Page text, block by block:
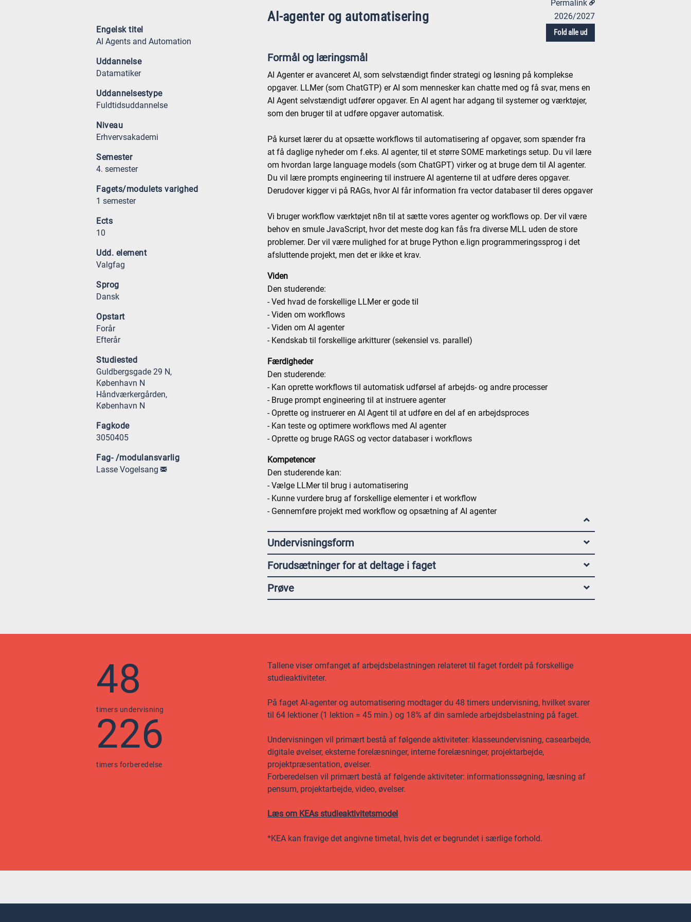
Permalink
AI-agenter og automatisering
2026/2027
Engelsk titel
AI Agents and Automation
Uddannelse
Datamatiker
Uddannelsestype
Fuldtidsuddannelse
Niveau
Erhvervsakademi
Semester
4. semester
Fagets/modulets varighed
1 semester
Ects
10
Udd. element
Valgfag
Sprog
Dansk
Opstart
Forår
Efterår
Studiested
Guldbergsgade 29 N,
København N
Håndværkergården,
København N
Fagkode
3050405
Fag- /modulansvarlig
Lasse Vogelsang
Fold alle ud
Formål og læringsmål
AI Agenter er avanceret AI, som selvstændigt finder strategi og løsning på komplekse
opgaver. LLMer (som ChatGTP) er AI som mennesker kan chatte med og få svar, mens en
AI Agent selvstændigt udfører opgaver. En AI agent har adgang til systemer og værktøjer,
som den bruger til at udføre opgaver automatisk.
På kurset lærer du at opsætte workflows til automatisering af opgaver, som spænder fra
at få daglige nyheder om f.eks. AI agenter, til et større SOME marketings setup. Du vil lære
om hvordan large language models (som ChatGPT) virker og at bruge dem til AI agenter.
Du vil lære prompts engineering til instruere AI agenterne til at udføre deres opgaver.
Derudover kigger vi på RAGs, hvor AI får information fra vector databaser til deres opgaver
Vi bruger workflow værktøjet n8n til at sætte vores agenter og workflows op. Der vil være
behov en smule JavaScript, hvor det meste dog kan fås fra diverse MLL uden de store
problemer. Der vil være mulighed for at bruge Python e.lign programmeringssprog i det
afsluttende projekt, men det er ikke et krav.
Viden
Den studerende:
- Ved hvad de forskellige LLMer er gode til
- Viden om workflows
- Viden om AI agenter
- Kendskab til forskellige arkitturer (sekensiel vs. parallel)
Færdigheder
Den studerende:
- Kan oprette workflows til automatisk udførsel af arbejds- og andre processer
- Bruge prompt engineering til at instruere agenter
- Oprette og instruerer en AI Agent til at udføre en del af en arbejdsproces
- Kan teste og optimere workflows med AI agenter
- Oprette og bruge RAGS og vector databaser i workflows
Kompetencer
Den studerende kan:
- Vælge LLMer til brug i automatisering
- Kunne vurdere brug af forskellige elementer i et workflow
- Gennemføre projekt med workflow og opsætning af AI agenter
Undervisningsform
Forudsætninger for at deltage i faget
Prøve
48
timers undervisning
226
timers forberedelse
Tallene viser omfanget af arbejdsbelastningen relateret til faget fordelt på forskellige
studieaktiviteter.
På faget AI-agenter og automatisering modtager du 48 timers undervisning, hvilket svarer
til 64 lektioner (1 lektion = 45 min.) og 18% af din samlede arbejdsbelastning på faget.
Undervisningen vil primært bestå af følgende aktiviteter: klasseundervisning, casearbejde,
digitale øvelser, eksterne forelæsninger, interne forelæsninger, projektarbejde,
projektpræsentation, øvelser.
Forberedelsen vil primært bestå af følgende aktiviteter: informationssøgning, læsning af
pensum, projektarbejde, video, øvelser.
Læs om KEAs studieaktivitetsmodel
*KEA kan fravige det angivne timetal, hvis det er begrundet i særlige forhold.